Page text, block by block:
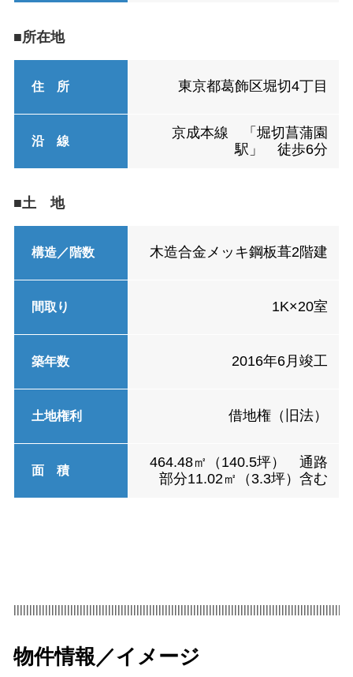
■所在地
住 所 東京都葛飾区堀切4丁目
沿 線
京成本線 「堀切菖蒲園
駅」 徒歩6分
■土 地
構造／階数 木造合金メッキ鋼板葺2階建
間取り 1K×20室
築年数 2016年6月竣工
土地権利 借地権（旧法）
面 積
464.48㎡（140.5坪） 通路
部分11.02㎡（3.3坪）含む
物件情報／イメージ